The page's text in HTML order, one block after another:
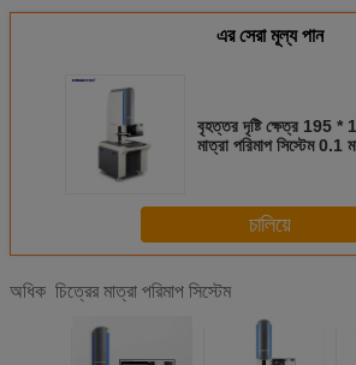
এর সেরা মূল্য পান
বৃহত্তর দৃষ্টি ক্ষেত্র 195 *
মাত্রা পরিমাপ সিস্টেম 0.1
চালিয়ে
অধিক চিত্রের মাত্রা পরিমাপ সিস্টেম